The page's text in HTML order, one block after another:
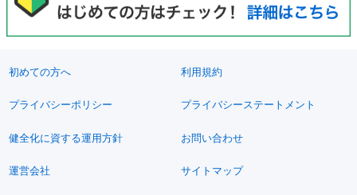
初めての方へ 利用規約
プライバシーポリシー プライバシーステートメント
健全化に資する運用方針 お問い合わせ
運営会社 サイトマップ